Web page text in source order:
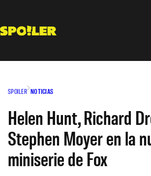
contenido
SPOILER NOTICIAS
Helen Hunt, Richard
Stephen Moyer en la
miniserie de Fox